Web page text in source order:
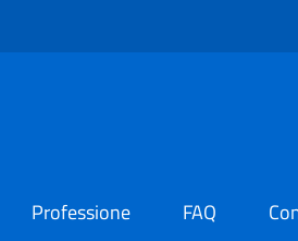
Professione FAQ